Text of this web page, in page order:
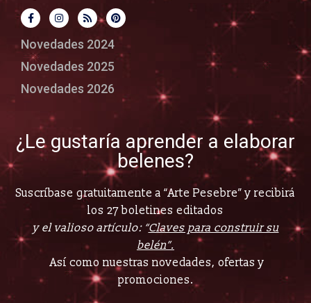
Novedades 2024
Novedades 2025
Novedades 2026
¿Le gustaría aprender a elaborar
belenes?
Suscríbase gratuitamente a “Arte Pesebre” y recibirá
los 27 boletines editados
y el valioso artículo: “Claves para construir su
belén”.
Así como nuestras novedades, ofertas y
promociones.